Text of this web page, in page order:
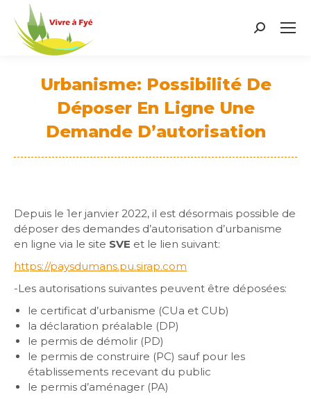
Search:
Urbanisme: Possibilité De
Déposer En Ligne Une
Demande D’autorisation
Depuis le 1er janvier 2022, il est désormais possible de
déposer des demandes d’autorisation d’urbanisme
en ligne via le site SVE et le lien suivant:
https://paysdumans.pu.sirap.com
-Les autorisations suivantes peuvent être déposées:
le certificat d’urbanisme (CUa et CUb)
la déclaration préalable (DP)
le permis de démolir (PD)
le permis de construire (PC) sauf pour les
établissements recevant du public
le permis d’aménager (PA)